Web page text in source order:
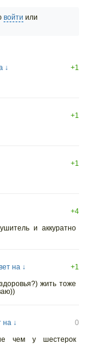
войти или
↓
+1
+1
+1
+4
и аккуратно
на ↓
+1
жить тоже
на ↓
0
чем у шестерок